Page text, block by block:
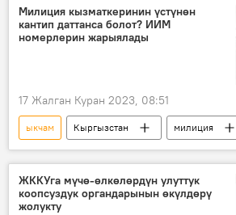
кармоо
баңгизат
Милиция кызматкеринин үстүнөн
кантип даттанса болот? ИИМ
номерлерин жарыялады
17 Жалган Куран 2023, 08:51
ыкчам Кыргызстан
милиция
кайрылуу
байланыш номер
ЖККУга мүчө-өлкөлөрдүн улуттук
коопсуздук органдарынын өкүлдөрү
жолукту